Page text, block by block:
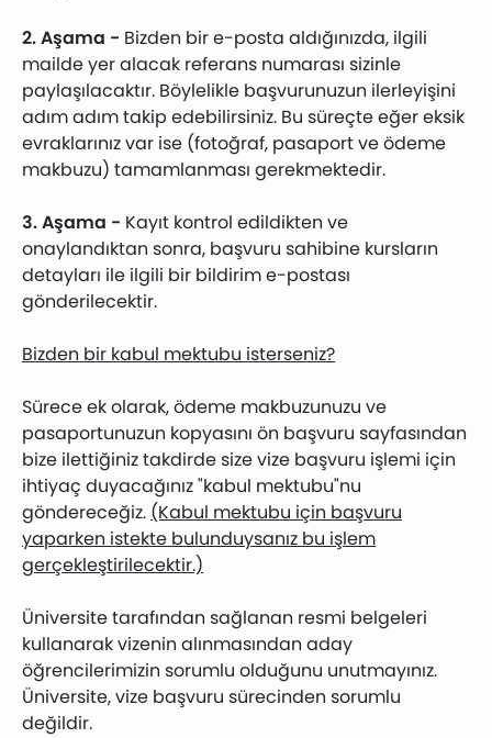
2. Aşama - Bizden bir e-posta aldığınızda, ilgili
mailde yer alacak referans numarası sizinle
paylaşılacaktır. Böylelikle başvurunuzun ilerleyişini
adım adım takip edebilirsiniz. Bu süreçte eğer eksik
evraklarınız var ise (fotoğraf, pasaport ve ödeme
makbuzu) tamamlanması gerekmektedir.
3. Aşama - Kayıt kontrol edildikten ve
onaylandıktan sonra, başvuru sahibine kursların
detayları ile ilgili bir bildirim e-postası
gönderilecektir.
Bizden bir kabul mektubu isterseniz?
Sürece ek olarak, ödeme makbuzunuzu ve
pasaportunuzun kopyasını ön başvuru sayfasından
bize ilettiğiniz takdirde size vize başvuru işlemi için
ihtiyaç duyacağınız "kabul mektubu"nu
göndereceğiz. (Kabul mektubu için başvuru
yaparken istekte bulunduysanız bu işlem
gerçekleştirilecektir.)
Üniversite tarafından sağlanan resmi belgeleri
kullanarak vizenin alınmasından aday
öğrencilerimizin sorumlu olduğunu unutmayınız.
Üniversite, vize başvuru sürecinden sorumlu
değildir.